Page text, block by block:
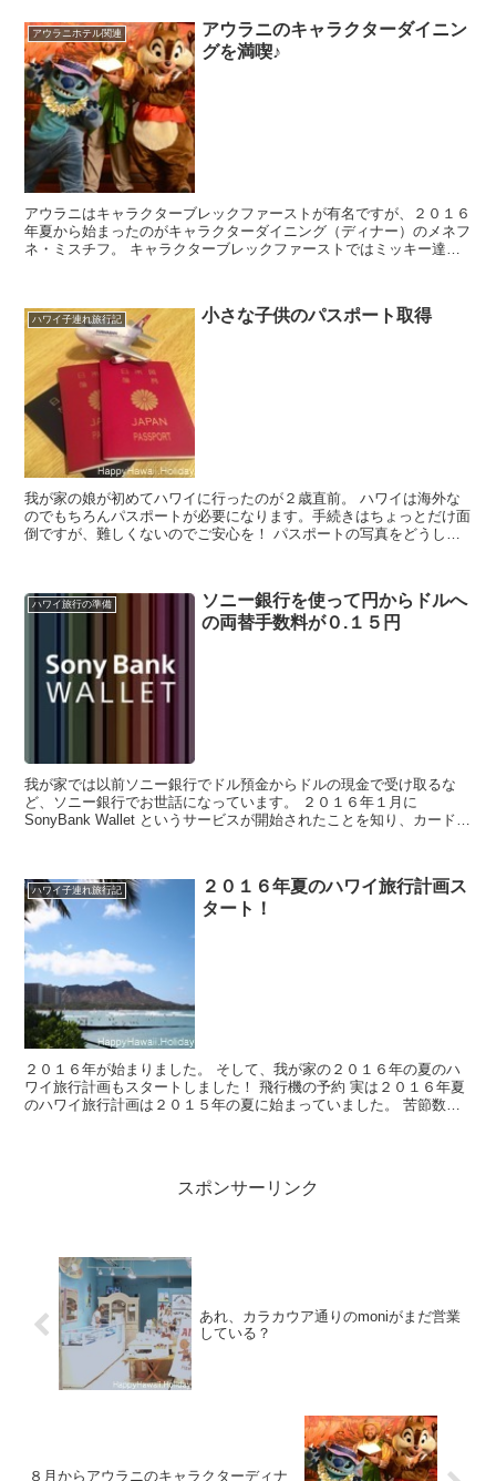
アウラニホテル関連
アウラニのキャラクターダイニン
グを満喫♪
アウラニはキャラクターブレックファーストが有名ですが、２０１６
年夏から始まったのがキャラクターダイニング（ディナー）のメネフ
ネ・ミスチフ。 キャラクターブレックファーストではミッキー達が
ハワイ子連れ旅行記 小さな子供のパスポート取得
我が家の娘が初めてハワイに行ったのが２歳直前。 ハワイは海外な
のでもちろんパスポートが必要になります。手続きはちょっとだけ面
倒ですが、難しくないのでご安心を！ パスポートの写真をどうしよ
ハワイ旅行の準備
ソニー銀行を使って円からドルへ
の両替手数料が０.１５円
我が家では以前ソニー銀行でドル預金からドルの現金で受け取るな
ど、ソニー銀行でお世話になっています。 ２０１６年１月に
SonyBank Wallet というサービスが開始されたことを知り、カードを
ハワイ子連れ旅行記
２０１６年夏のハワイ旅行計画ス
タート！
２０１６年が始まりました。 そして、我が家の２０１６年の夏のハ
ワイ旅行計画もスタートしました！ 飛行機の予約 実は２０１６年夏
のハワイ旅行計画は２０１５年の夏に始まっていました。 苦節数
スポンサーリンク
あれ、カラカウア通りのmoniがまだ営業
している？
８月からアウラニのキャラクターディナ